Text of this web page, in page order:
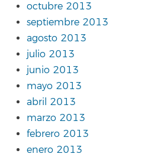
octubre 2013
septiembre 2013
agosto 2013
julio 2013
junio 2013
mayo 2013
abril 2013
marzo 2013
febrero 2013
enero 2013